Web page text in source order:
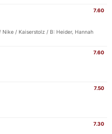
7.60
/ Kaiserstolz / B: Heider, Hannah
7.60
7.50
7.30